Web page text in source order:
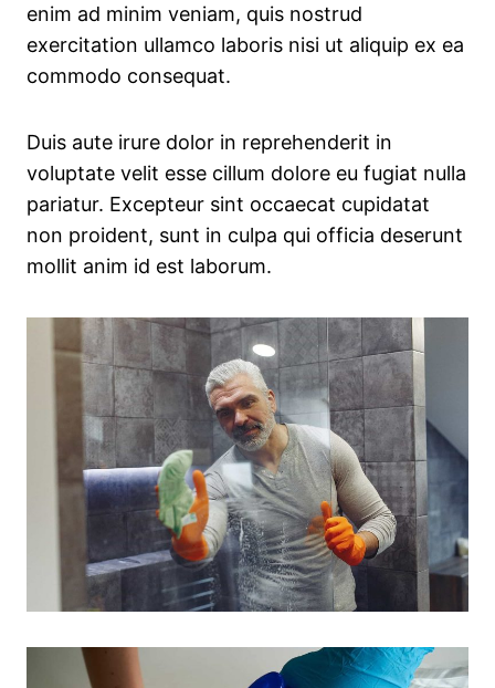
enim ad minim veniam, quis nostrud
exercitation ullamco laboris nisi ut aliquip ex ea
commodo consequat.
Duis aute irure dolor in reprehenderit in
voluptate velit esse cillum dolore eu fugiat nulla
pariatur. Excepteur sint occaecat cupidatat
non proident, sunt in culpa qui officia deserunt
mollit anim id est laborum.